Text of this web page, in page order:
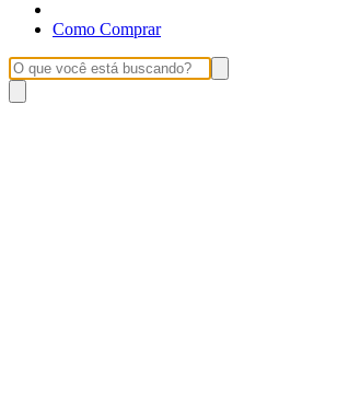
Como Comprar